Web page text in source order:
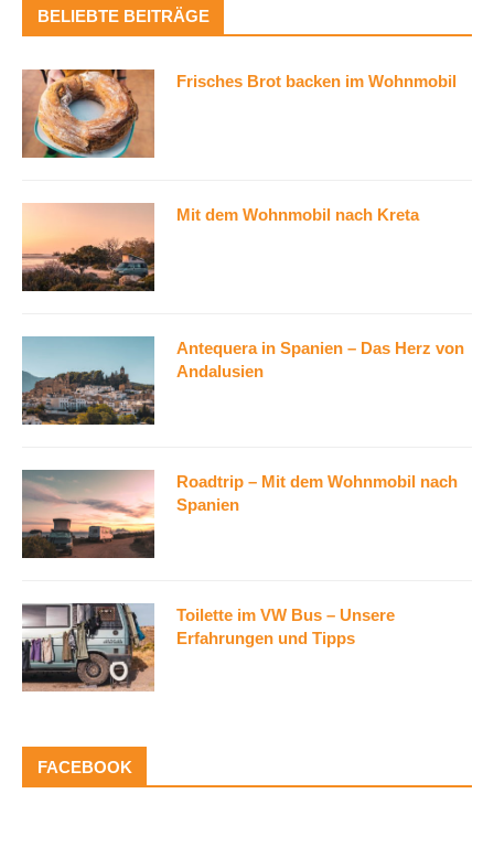
BELIEBTE BEITRÄGE
Frisches Brot backen im Wohnmobil
Mit dem Wohnmobil nach Kreta
Antequera in Spanien – Das Herz von
Andalusien
Roadtrip – Mit dem Wohnmobil nach
Spanien
Toilette im VW Bus – Unsere
Erfahrungen und Tipps
FACEBOOK